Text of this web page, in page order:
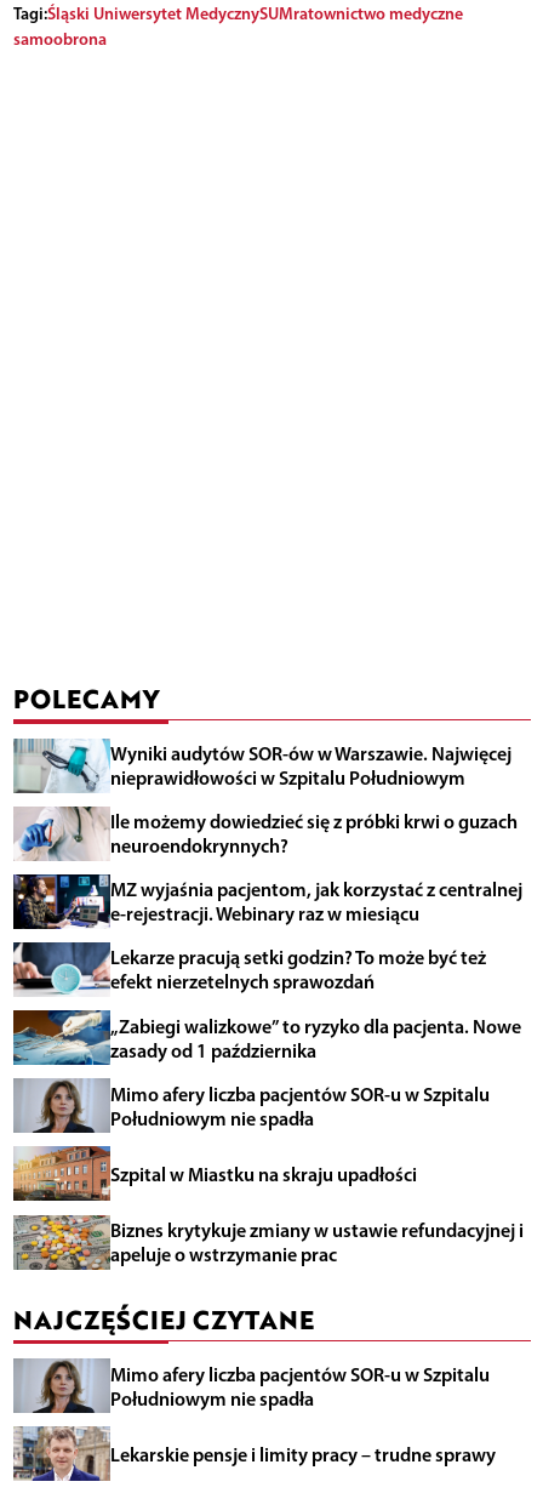
Tagi:Śląski Uniwersytet MedycznySUMratownictwo medyczne
samoobrona
POLECAMY
Wyniki audytów SOR-ów w Warszawie. Najwięcej
nieprawidłowości w Szpitalu Południowym
Ile możemy dowiedzieć się z próbki krwi o guzach
neuroendokrynnych?
MZ wyjaśnia pacjentom, jak korzystać z centralnej
e-rejestracji. Webinary raz w miesiącu
Lekarze pracują setki godzin? To może być też
efekt nierzetelnych sprawozdań
„Zabiegi walizkowe” to ryzyko dla pacjenta. Nowe
zasady od 1 października
Mimo afery liczba pacjentów SOR-u w Szpitalu
Południowym nie spadła
Szpital w Miastku na skraju upadłości
Biznes krytykuje zmiany w ustawie refundacyjnej i
apeluje o wstrzymanie prac
NAJCZĘŚCIEJ CZYTANE
Mimo afery liczba pacjentów SOR-u w Szpitalu
Południowym nie spadła
Lekarskie pensje i limity pracy – trudne sprawy